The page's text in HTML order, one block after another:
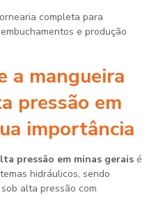
completa para
e produção
a mangueira
pressão em
importância
pressão em minas gerais é
hidráulicos, sendo
alta pressão com